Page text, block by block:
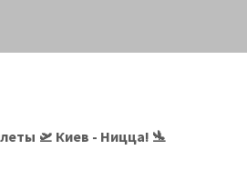
🛫 Киев - Ницца! 🛬